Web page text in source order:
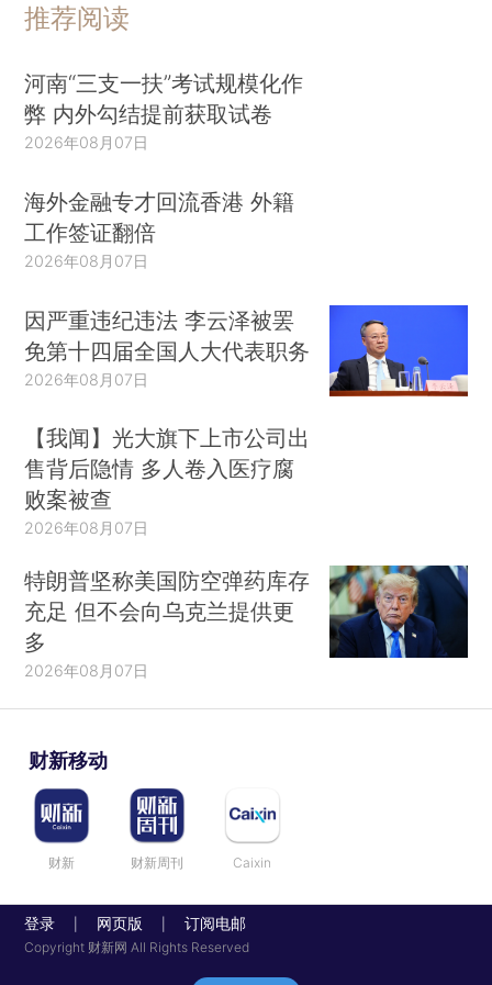
推荐阅读
河南“三支一扶”考试规模化作
弊 内外勾结提前获取试卷
2026年08月07日
海外金融专才回流香港 外籍
工作签证翻倍
2026年08月07日
因严重违纪违法 李云泽被罢
免第十四届全国人大代表职务
2026年08月07日
【我闻】光大旗下上市公司出
售背后隐情 多人卷入医疗腐
败案被查
2026年08月07日
特朗普坚称美国防空弹药库存
充足 但不会向乌克兰提供更
多
2026年08月07日
财新移动
财新 财新周刊 Caixin
登录 网页版 订阅电邮
Copyright 财新网 All Rights Reserved